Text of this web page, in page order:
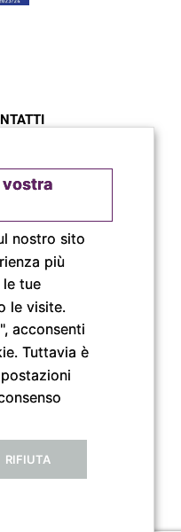
Lemignano PR
0521 805945
con noi
vostra
nostro sito
più
tue
le visite.
acconsenti
Tuttavia è
RIFIUTA